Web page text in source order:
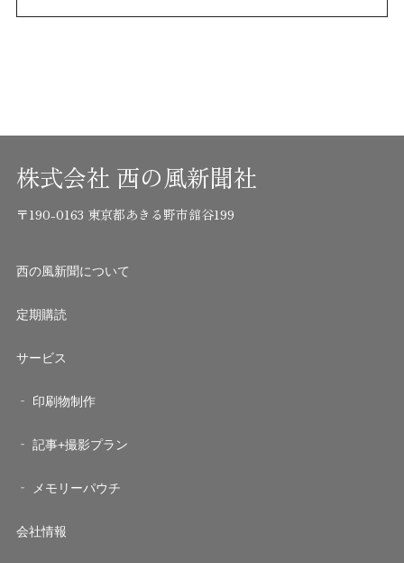
株式会社 西の風新聞社
〒190-0163 東京都あきる野市舘谷199
西の風新聞について
定期購読
サービス
印刷物制作
記事+撮影プラン
メモリーパウチ
会社情報